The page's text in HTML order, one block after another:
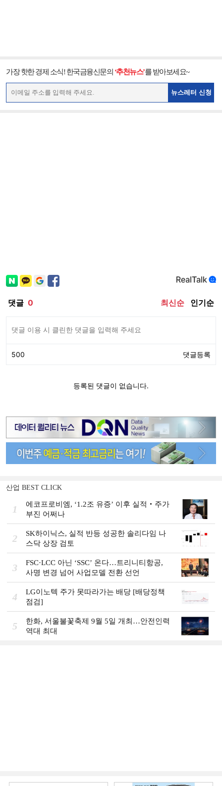
가장 핫한 경제 소식! 한국금융신문의 ‘추천뉴스’를 받아보세요~
뉴스레터 신청
산업 BEST CLICK
1
에코프로비엠, ‘1.2조 유증’ 이후 실적‧주가
부진 어쩌나
2
SK하이닉스, 실적 반등 성공한 솔리다임 나
스닥 상장 검토
3
FSC·LCC 아닌 ‘SSC’ 온다…트리니티항공,
사명 변경 넘어 사업모델 전환 선언
4
LG이노텍 주가 못따라가는 배당 [배당정책
점검]
5
한화, 서울불꽃축제 9월 5일 개최…안전인력
역대 최대